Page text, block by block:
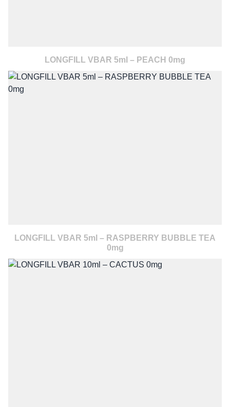
LONGFILL VBAR 5ml – PEACH 0mg
LONGFILL VBAR 5ml – RASPBERRY BUBBLE TEA
0mg